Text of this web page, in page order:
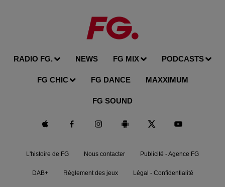
RADIO FG. NEWS FG MIX PODCASTS
FG CHIC FG DANCE MAXXIMUM
FG SOUND
L'histoire de FG Nous contacter Publicité - Agence FG
DAB+ Règlement des jeux Légal - Confidentialité